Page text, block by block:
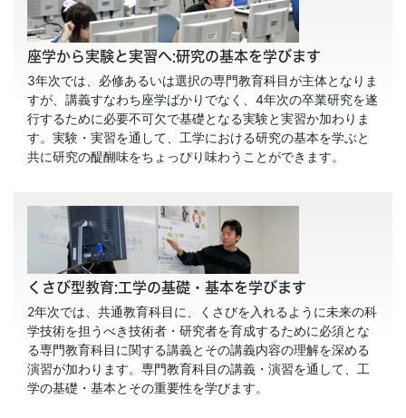
座学から実験と実習へ:研究の基本を学びます
3年次では、必修あるいは選択の専門教育科目が主体となりま
すが、講義すなわち座学ばかりでなく、4年次の卒業研究を遂
行するために必要不可欠で基礎となる実験と実習か加わりま
す。実験・実習を通して、工学における研究の基本を学ぶと
共に研究の醍醐味をちょっぴり味わうことができます。
くさび型教育:工学の基礎・基本を学びます
2年次では、共通教育科目に、くさびを入れるように未来の科
学技術を担うべき技術者・研究者を育成するために必須とな
る専門教育科目に関する講義とその講義内容の理解を深める
演習が加わります。専門教育科目の講義・演習を通して、工
学の基礎・基本とその重要性を学びます。